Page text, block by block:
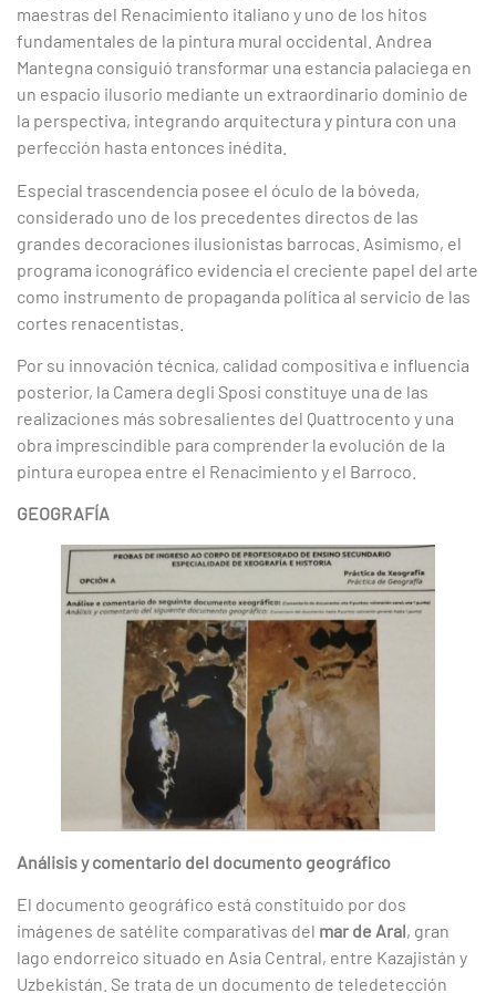
maestras del Renacimiento italiano y uno de los hitos
fundamentales de la pintura mural occidental. Andrea
Mantegna consiguió transformar una estancia palaciega en
un espacio ilusorio mediante un extraordinario dominio de
la perspectiva, integrando arquitectura y pintura con una
perfección hasta entonces inédita.
Especial trascendencia posee el óculo de la bóveda,
considerado uno de los precedentes directos de las
grandes decoraciones ilusionistas barrocas. Asimismo, el
programa iconográfico evidencia el creciente papel del arte
como instrumento de propaganda política al servicio de las
cortes renacentistas.
Por su innovación técnica, calidad compositiva e influencia
posterior, la Camera degli Sposi constituye una de las
realizaciones más sobresalientes del Quattrocento y una
obra imprescindible para comprender la evolución de la
pintura europea entre el Renacimiento y el Barroco.
GEOGRAFÍA
Análisis y comentario del documento geográfico
El documento geográfico está constituido por dos
imágenes de satélite comparativas del mar de Aral, gran
lago endorreico situado en Asia Central, entre Kazajistán y
Uzbekistán. Se trata de un documento de teledetección